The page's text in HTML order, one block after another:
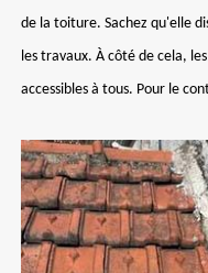
de la toiture. Sachez qu'elle
les travaux. À côté de cela,
accessibles à tous. Pour le